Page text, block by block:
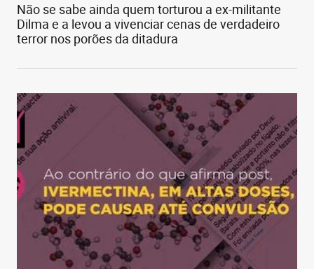
Não se sabe ainda quem torturou a ex-militante
Dilma e a levou a vivenciar cenas de verdadeiro
terror nos porões da ditadura